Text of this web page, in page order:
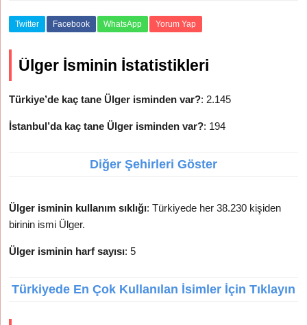
Twitter Facebook WhatsApp Yorum Yap
Ülger İsminin İstatistikleri
Türkiye’de kaç tane Ülger isminden var?: 2.145
İstanbul’da kaç tane Ülger isminden var?: 194
Diğer Şehirleri Göster
Ülger isminin kullanım sıklığı: Türkiyede her 38.230 kişiden
birinin ismi Ülger.
Ülger isminin harf sayısı: 5
Türkiyede En Çok Kullanılan İsimler İçin Tıklayın